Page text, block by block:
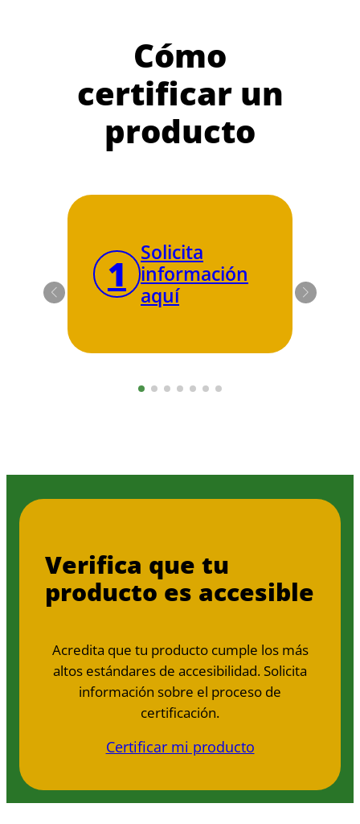
Cómo
certificar un
producto
1
Solicita
información
aquí
Verifica que tu
producto es accesible
Acredita que tu producto cumple los más
altos estándares de accesibilidad. Solicita
información sobre el proceso de
certificación.
Certificar mi producto